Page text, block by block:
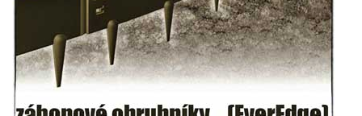
Pamětní deska arcibiskupa Micara ve
vstupu do poutního místa Římov
Plastika Koule v Gutenbergově ulici v
Liberci
Pamětní deska Vojtěcha Kocmicha na